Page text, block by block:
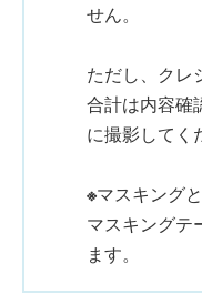
せん。
ただし、クレ
合計は内容確
に撮影してく
※マスキング
マスキングテ
ます。